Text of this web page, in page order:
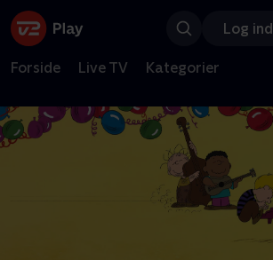
Log ind
Forside Live TV Kategorier